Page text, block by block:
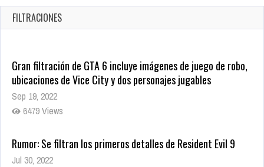
Oct 17, 2025
1431 Views
FILTRACIONES
Gran filtración de GTA 6 incluye imágenes de juego de robo,
ubicaciones de Vice City y dos personajes jugables
Sep 19, 2022
6479 Views
Rumor: Se filtran los primeros detalles de Resident Evil 9
Jul 30, 2022